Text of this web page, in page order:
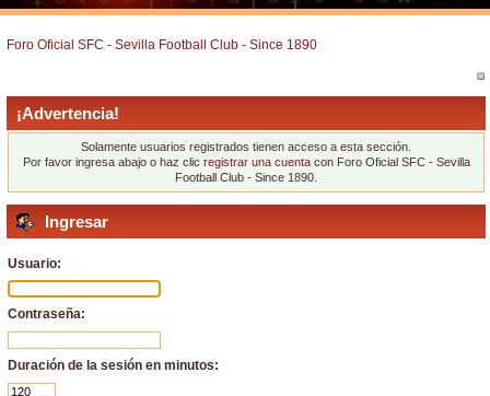
Foro Oficial SFC - Sevilla Football Club - Since 1890
¡Advertencia!
Solamente usuarios registrados tienen acceso a esta sección.
Por favor ingresa abajo o haz clic registrar una cuentacon Foro Oficial SFC - Sevilla
Football Club - Since 1890.
Ingresar
Usuario:
Contraseña:
Duración de la sesión en minutos: